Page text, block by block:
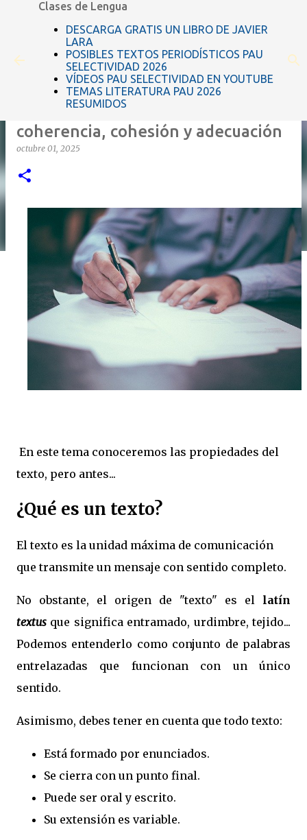
Clases de Lengua
DESCARGA GRATIS UN LIBRO DE JAVIER
LARA
POSIBLES TEXTOS PERIODÍSTICOS PAU
SELECTIVIDAD 2026
VÍDEOS PAU SELECTIVIDAD EN YOUTUBE
TEMAS LITERATURA PAU 2026
RESUMIDOS
Las propiedades textuales:
coherencia, cohesión y adecuación
octubre 01, 2025
En este tema conoceremos las propiedades del
texto, pero antes...
¿Qué es un texto?
El texto es la unidad máxima de comunicación
que transmite un mensaje con sentido completo.
No obstante, el origen de "texto" es el latín
textus que significa entramado, urdimbre, tejido...
Podemos entenderlo como conjunto de palabras
entrelazadas que funcionan con un único
sentido.
Asimismo, debes tener en cuenta que todo texto:
Está formado por enunciados.
Se cierra con un punto final.
Puede ser oral y escrito.
Su extensión es variable.